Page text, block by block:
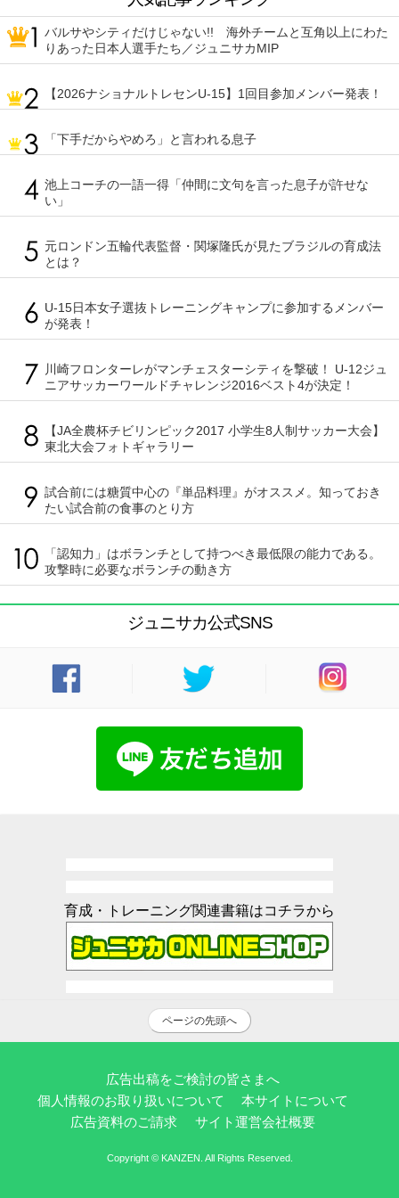
バルサやシティだけじゃない!! 海外チームと互角以上にわた
りあった日本人選手たち／ジュニサカMIP
【2026ナショナルトレセンU-15】1回目参加メンバー発表！
「下手だからやめろ」と言われる息子
池上コーチの一語一得「仲間に文句を言った息子が許せな
い」
元ロンドン五輪代表監督・関塚隆氏が見たブラジルの育成法
とは？
U-15日本女子選抜トレーニングキャンプに参加するメンバー
が発表！
川崎フロンターレがマンチェスターシティを撃破！ U-12ジュ
ニアサッカーワールドチャレンジ2016ベスト4が決定！
【JA全農杯チビリンピック2017 小学生8人制サッカー大会】
東北大会フォトギャラリー
試合前には糖質中心の『単品料理』がオススメ。知っておき
たい試合前の食事のとり方
「認知力」はボランチとして持つべき最低限の能力である。
攻撃時に必要なボランチの動き方
ジュニサカ公式SNS
育成・トレーニング関連書籍はコチラから
ページの先頭へ
広告出稿をご検討の皆さまへ
個人情報のお取り扱いについて
本サイトについて
広告資料のご請求
サイト運営会社概要
Copyright © KANZEN. All Rights Reserved.